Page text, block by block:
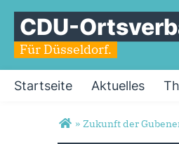
CDU-
Für Düsseldorf.
Startseite Aktuelles
Sie sind hier
» Zukunft der